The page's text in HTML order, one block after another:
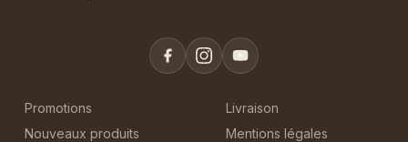
Promotions
Nouveaux produits
Livraison
Mentions légales